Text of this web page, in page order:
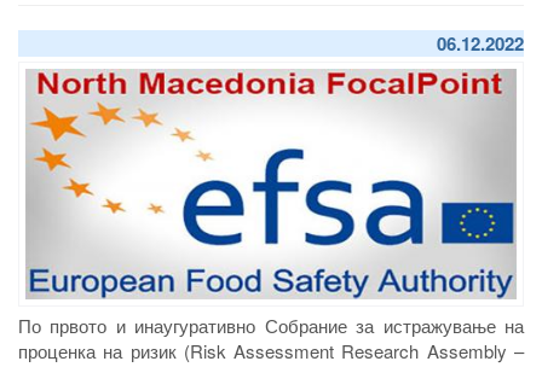
06.12.2022
По првото и инаугуративно Собрание за истражување на
проценка на ризик (Risk Assessment Research Assembly –